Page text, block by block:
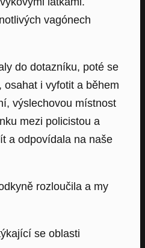
vagónech
do dotazníku, poté se
i vyfotit a během
výslechovou místnost
mezi policistou a
a odpovídala na naše
rozloučila a my
se oblasti